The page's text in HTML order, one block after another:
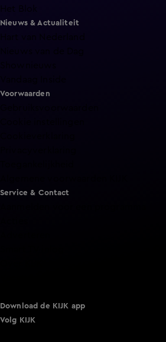
Nieuws & Actualiteit
Voorwaarden
Service & Contact
Download de KIJK app
Volg KIJK